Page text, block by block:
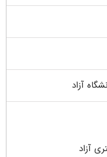
آزاد
آزاد